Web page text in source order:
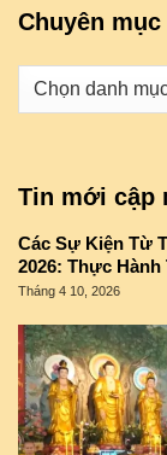
Chuyên mục
Danh
Tin mới cập
Các Sự Kiện Từ
2026: Thực
Tháng 4 10, 2026